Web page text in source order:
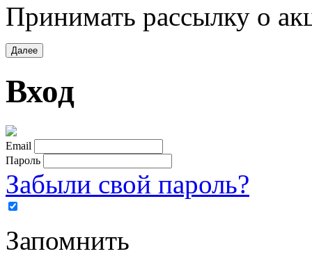
Принимать рассылку о
Далее
Вход
Email
Пароль
Забыли свой пароль?
Запомнить